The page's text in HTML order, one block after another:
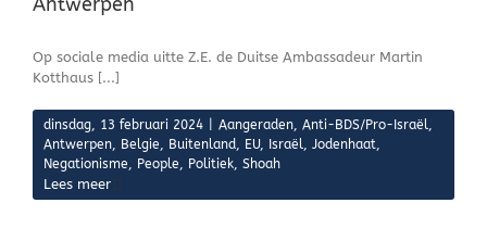
Op sociale media uitte Z.E. de Duitse Ambassadeur Martin
Kotthaus [...]
dinsdag, 13 februari 2024 Aangeraden, Anti-BDS/Pro-Israël,
Antwerpen, Belgie, Buitenland, EU, Israël, Jodenhaat,
Negationisme, People, Politiek, Shoah
Lees meer